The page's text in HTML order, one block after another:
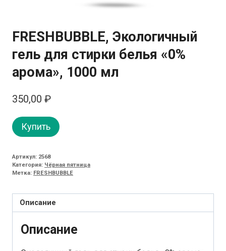
FRESHBUBBLE, Экологичный
гель для стирки белья «0%
арома», 1000 мл
350,00 ₽
Купить
Артикул: 2568
Категория: Чёрная пятница
Метка: FRESHBUBBLE
Описание
Описание